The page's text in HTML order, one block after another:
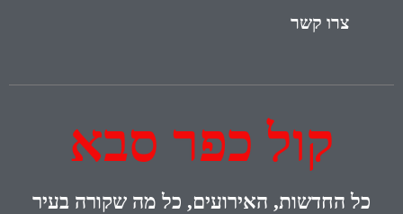
צרו קשר
קול כפר סבא
כל החדשות, האירועים, כל מה שקורה בעיר